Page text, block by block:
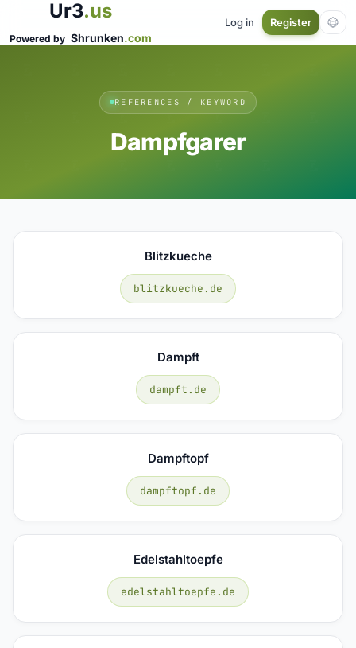
Ur3.us
Powered by Shrunken.com
Log in Register
REFERENCES / KEYWORD
Dampfgarer
Blitzkueche
blitzkueche.de
Dampft
dampft.de
Dampftopf
dampftopf.de
Edelstahltoepfe
edelstahltoepfe.de